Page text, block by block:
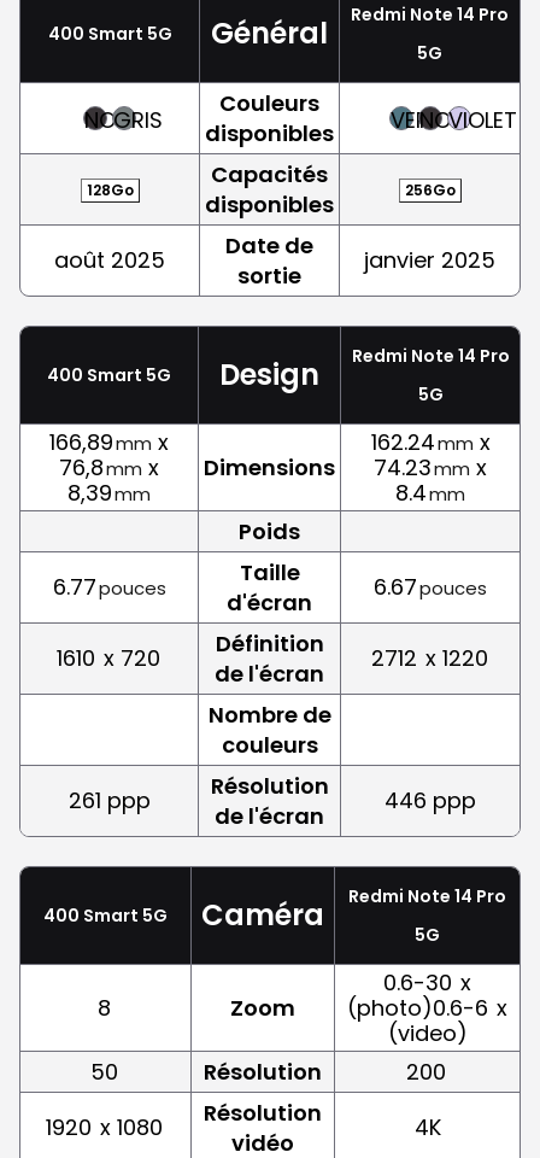
400 Smart 5G Général
Redmi Note 14 Pro
5G
NOIRGRIS
Couleurs
disponibles
VERTNOIRVIOLET
128Go
Capacités
disponibles
256Go
août 2025
Date de
sortie
janvier 2025
400 Smart 5G Design
Redmi Note 14 Pro
5G
166,89mm x
76,8mm x
8,39mm
Dimensions
162.24mm x
74.23mm x
8.4mm
Poids
6.77pouces
Taille
d'écran
6.67pouces
1610 x 720
Définition
de l'écran
2712 x 1220
Nombre de
couleurs
261 ppp
Résolution
de l'écran
446 ppp
400 Smart 5G Caméra
Redmi Note 14 Pro
5G
8 Zoom
0.6-30 x
(photo)0.6-6 x
(video)
50
Résolution
200
1920 x 1080
Résolution
vidéo
4K